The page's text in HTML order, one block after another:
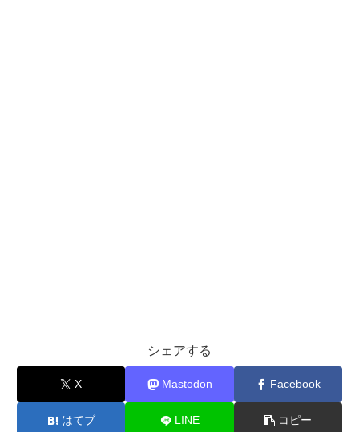
シェアする
X Mastodon Facebook
はてブ LINE コピー